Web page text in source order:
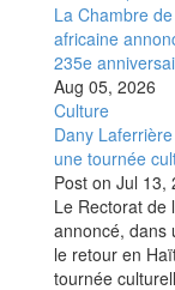
La Chambre
africaine
235e
Aug 05, 2026
Culture
Dany
une tournée
Post on Jul 13,
Le Rectorat de
annoncé, dans
le retour en
tournée